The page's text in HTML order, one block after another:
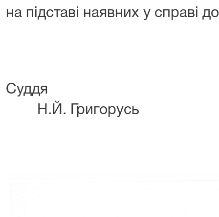
на підставі наявних у справі
Н.Й. Григорусь